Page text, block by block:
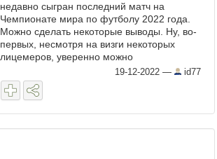
недавно сыгран последний матч на
Чемпионате мира по футболу 2022 года.
Можно сделать некоторые выводы. Ну, во-
первых, несмотря на визги некоторых
лицемеров, уверенно можно
констатировать, что турнир удался. За что
можно сказать большое спасибо Катару. ...
19-12-2022 — id77